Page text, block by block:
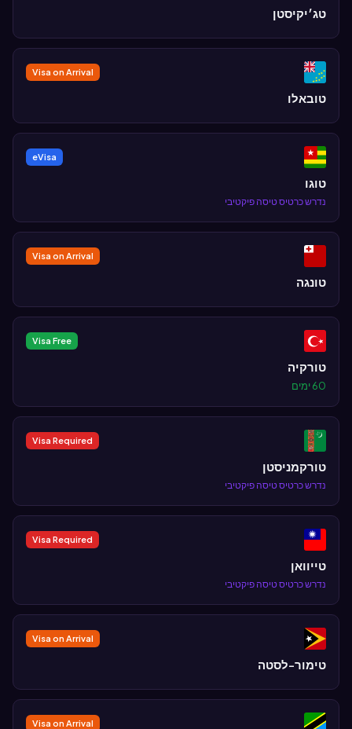
טג׳יקיסטן
Visa on Arrival
טובאלו
eVisa
טוגו
נדרש כרטיס טיסה פיקטיבי
Visa on Arrival
טונגה
Visa Free
טורקיה
60 ימים
Visa Required
טורקמניסטן
נדרש כרטיס טיסה פיקטיבי
Visa Required
טייוואן
נדרש כרטיס טיסה פיקטיבי
Visa on Arrival
טימור-לסטה
Visa on Arrival